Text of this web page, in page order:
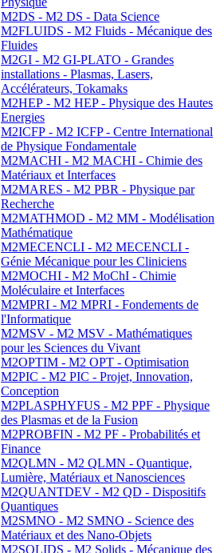
M2DS - M2 DS - Data Science
M2FLUIDS - M2 Fluids - Mécanique des
Fluides
M2GI - M2 GI-PLATO - Grandes
installations - Plasmas, Lasers,
Accélérateurs, Tokamaks
M2HEP - M2 HEP - Physique des Hautes
Energies
M2ICFP - M2 ICFP - Centre International
de Physique Fondamentale
M2MACHI - M2 MACHI - Chimie des
Matériaux et Interfaces
M2MARES - M2 PBR - Physique par
Recherche
M2MATHMOD - M2 MM - Modélisation
Mathématique
M2MECENCLI - M2 MECENCLI -
Génie Mécanique pour les Cliniciens
M2MOCHI - M2 MoChI - Chimie
Moléculaire et Interfaces
M2MPRI - M2 MPRI - Fondements de
l'Informatique
M2MSV - M2 MSV - Mathématiques
pour les Sciences du Vivant
M2OPTIM - M2 OPT - Optimisation
M2PIC - M2 PIC - Projet, Innovation,
Conception
M2PLASPHYFUS - M2 PPF - Physique
des Plasmas et de la Fusion
M2PROBFIN - M2 PF - Probabilités et
Finance
M2QLMN - M2 QLMN - Quantique,
Lumière, Matériaux et Nanosciences
M2QUANTDEV - M2 QD - Dispositifs
Quantiques
M2SMNO - M2 SMNO - Science des
Matériaux et des Nano-Objets
M2SOLIDS - M2 Solids - Mécanique des